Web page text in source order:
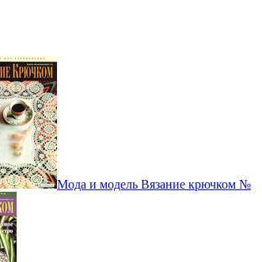
Мода и модель Вязание крючком №